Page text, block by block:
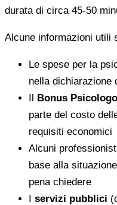
durata di circa 45-50
Alcune informazioni utili
Le spese per la
nella dichiarazione
Il Bonus Psicologo
parte del costo
requisiti economici
Alcuni
base alla
pena chiedere
I servizi pubblici